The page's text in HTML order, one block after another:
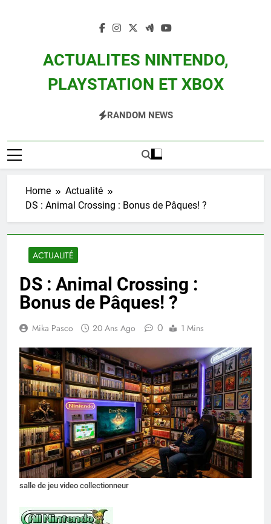
ACTUALITES NINTENDO,
PLAYSTATION ET XBOX
Zelda, Splatoon, Pokemon Entre Autres
RANDOM NEWS
Home
Actualité
DS : Animal Crossing : Bonus de Pâques! ?
ACTUALITÉ
DS : Animal Crossing :
Bonus de Pâques! ?
Mika Pasco 20 Ans Ago 0 1 Mins
salle de jeu video collectionneur